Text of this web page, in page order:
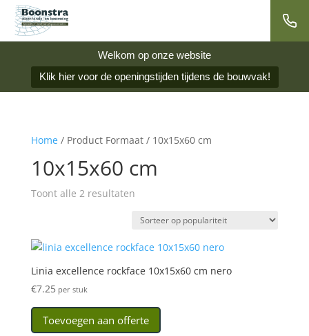
Welkom op onze website
Klik hier voor de openingstijden tijdens de bouwvak!
Home/ Product Formaat / 10x15x60 cm
10x15x60 cm
Toont alle 2 resultatenGesorteerd
populariteit
Linia excellence rockface 10x15x60 cm nero
€7.25per stuk
Toevoegen aan offerte